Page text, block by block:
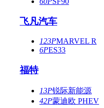
飞凡汽车
123PMARVEL R
6PES33
福特
13P锐际新能源
42P蒙迪欧 PHEV